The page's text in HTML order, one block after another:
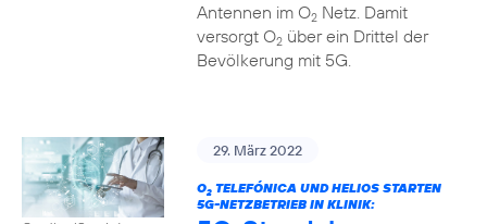
Antennen im O2Netz. Damit
versorgt O2über ein Drittel der
Bevölkerung mit 5G.
29. März 2022
O2TELEFÓNICA UND HELIOS STARTEN
5G-NETZBETRIEB IN KLINIK: